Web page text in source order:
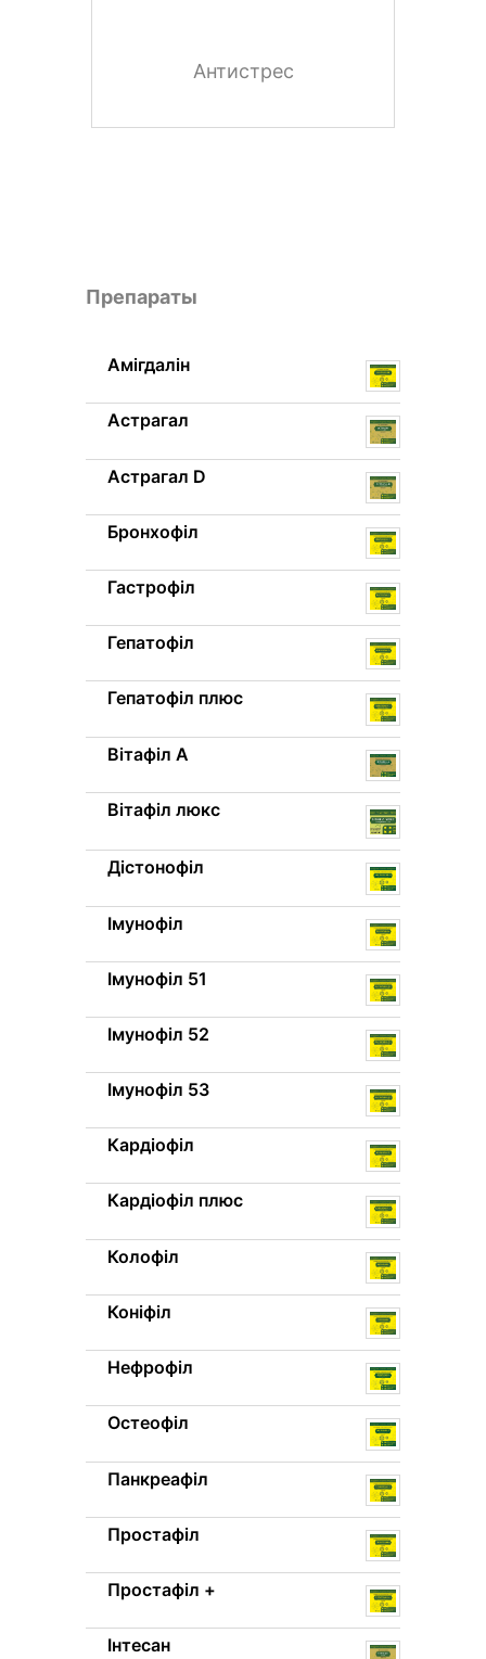
Антистрес
Препараты
Амігдалін
Астрагал
Астрагал D
Бронхофіл
Гастрофіл
Гепатофіл
Гепатофіл плюс
Вітафіл A
Вітафіл люкс
Дістонофіл
Імунофіл
Імунофіл 51
Імунофіл 52
Імунофіл 53
Кардіофіл
Кардіофіл плюс
Колофіл
Коніфіл
Нефрофіл
Остеофіл
Панкреафіл
Простафіл
Простафіл +
Інтесан